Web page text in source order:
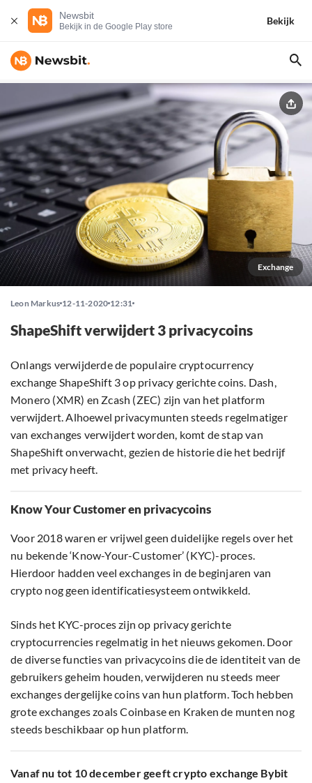
Newsbit
Bekijk in de Google Play store
Bekijk
Exchange
Leon Markus 12-11-2020 12:31
ShapeShift verwijdert 3 privacycoins
Onlangs verwijderde de populaire cryptocurrency
exchange ShapeShift 3 op privacy gerichte coins. Dash,
Monero (XMR) en Zcash (ZEC) zijn van het platform
verwijdert. Alhoewel privacymunten steeds regelmatiger
van exchanges verwijdert worden, komt de stap van
ShapeShift onverwacht, gezien de historie die het bedrijf
met privacy heeft.
Know Your Customer en privacycoins
Voor 2018 waren er vrijwel geen duidelijke regels over het
nu bekende ‘Know-Your-Customer’ (KYC)-proces.
Hierdoor hadden veel exchanges in de beginjaren van
crypto nog geen identificatiesysteem ontwikkeld.
Sinds het KYC-proces zijn op privacy gerichte
cryptocurrencies regelmatig in het nieuws gekomen. Door
de diverse functies van privacycoins die de identiteit van de
gebruikers geheim houden, verwijderen nu steeds meer
exchanges dergelijke coins van hun platform. Toch hebben
grote exchanges zoals Coinbase en Kraken de munten nog
steeds beschikbaar op hun platform.
Vanaf nu tot 10 december geeft crypto exchange Bybit